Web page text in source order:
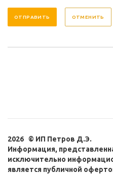
ОТМЕНИТЬ
2026 © ИП Петров Д.Э.
Информация,
исключительно
является публичной